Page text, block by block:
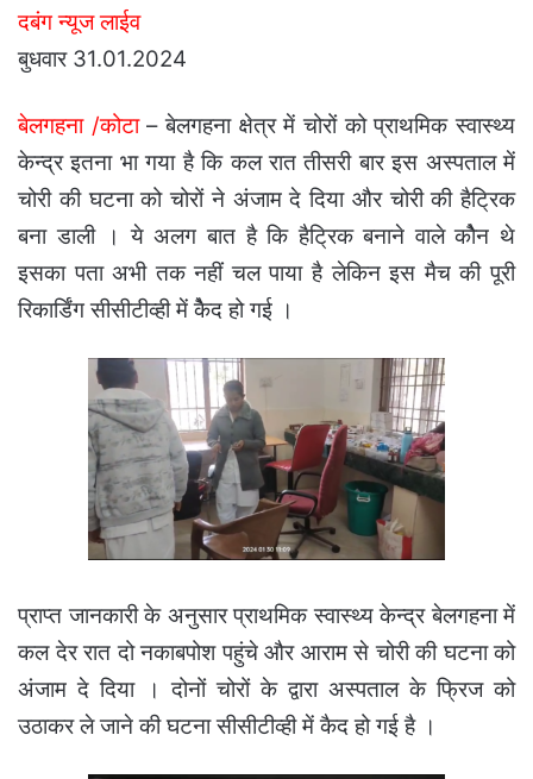
दबंग न्यूज लाईव
बुधवार 31.01.2024
बेलगहना /कोटा– बेलगहना क्षेत्र में चोरों को प्राथमिक स्वास्थ्य
केन्द्र इतना भा गया है कि कल रात तीसरी बार इस अस्पताल में
चोरी की घटना को चोरों ने अंजाम दे दिया और चोरी की हैट्रिक
बना डाली । ये अलग बात है कि हैट्रिक बनाने वाले कोैन थे
इसका पता अभी तक नहीं चल पाया है लेकिन इस मैच की पूरी
रिकार्डिंग सीसीटीव्ही में केैद हो गई ।
प्राप्त जानकारी के अनुसार प्राथमिक स्वास्थ्य केन्द्र बेलगहना में
कल देर रात दो नकाबपोश पहुंचे और आराम से चोरी की घटना को
अंजाम दे दिया । दोनों चोरों के द्वारा अस्पताल के फ्रिज को
उठाकर ले जाने की घटना सीसीटीव्ही में कैद हो गई है ।